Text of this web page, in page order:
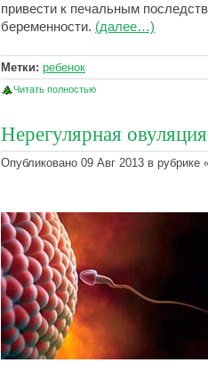
привести к печальным
беременности. (далее…)
Метки: ребенок
Читать полностью
Нерегулярная
Опубликовано 09 Авг 2013 в рубрике